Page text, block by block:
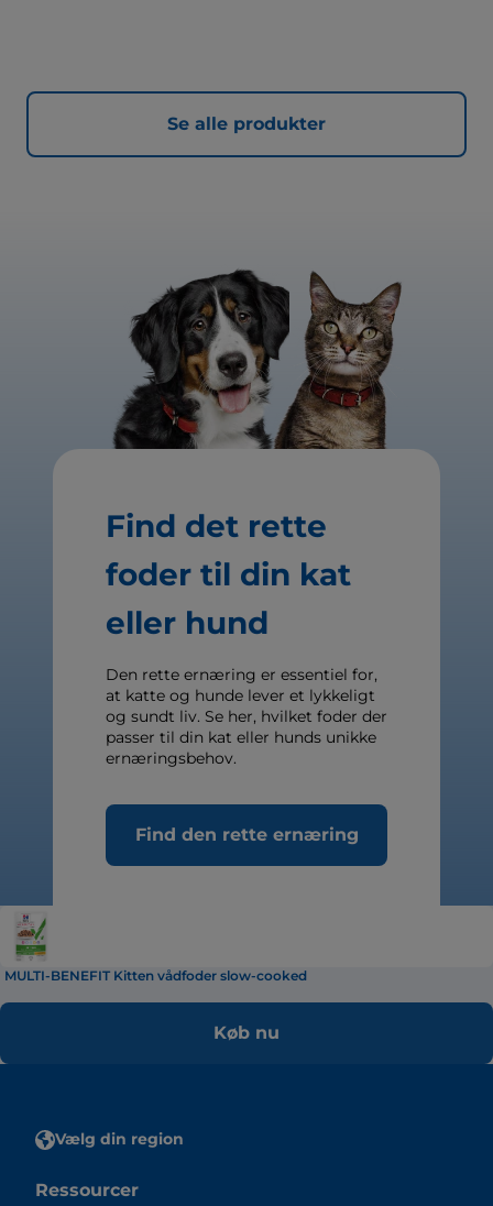
Se alle produkter
Find det rette
foder til din kat
eller hund
Den rette ernæring er essentiel for,
at katte og hunde lever et lykkeligt
og sundt liv. Se her, hvilket foder der
passer til din kat eller hunds unikke
ernæringsbehov.
Find den rette ernæring
MULTI-BENEFIT Kitten vådfoder slow-cooked
Køb nu
Vælg din region
Ressourcer